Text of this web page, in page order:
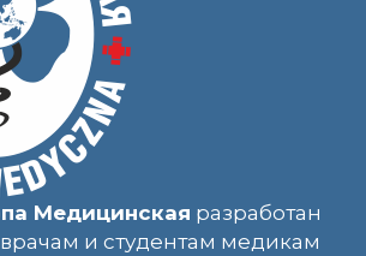
Медицинская разработан
и студентам медикам